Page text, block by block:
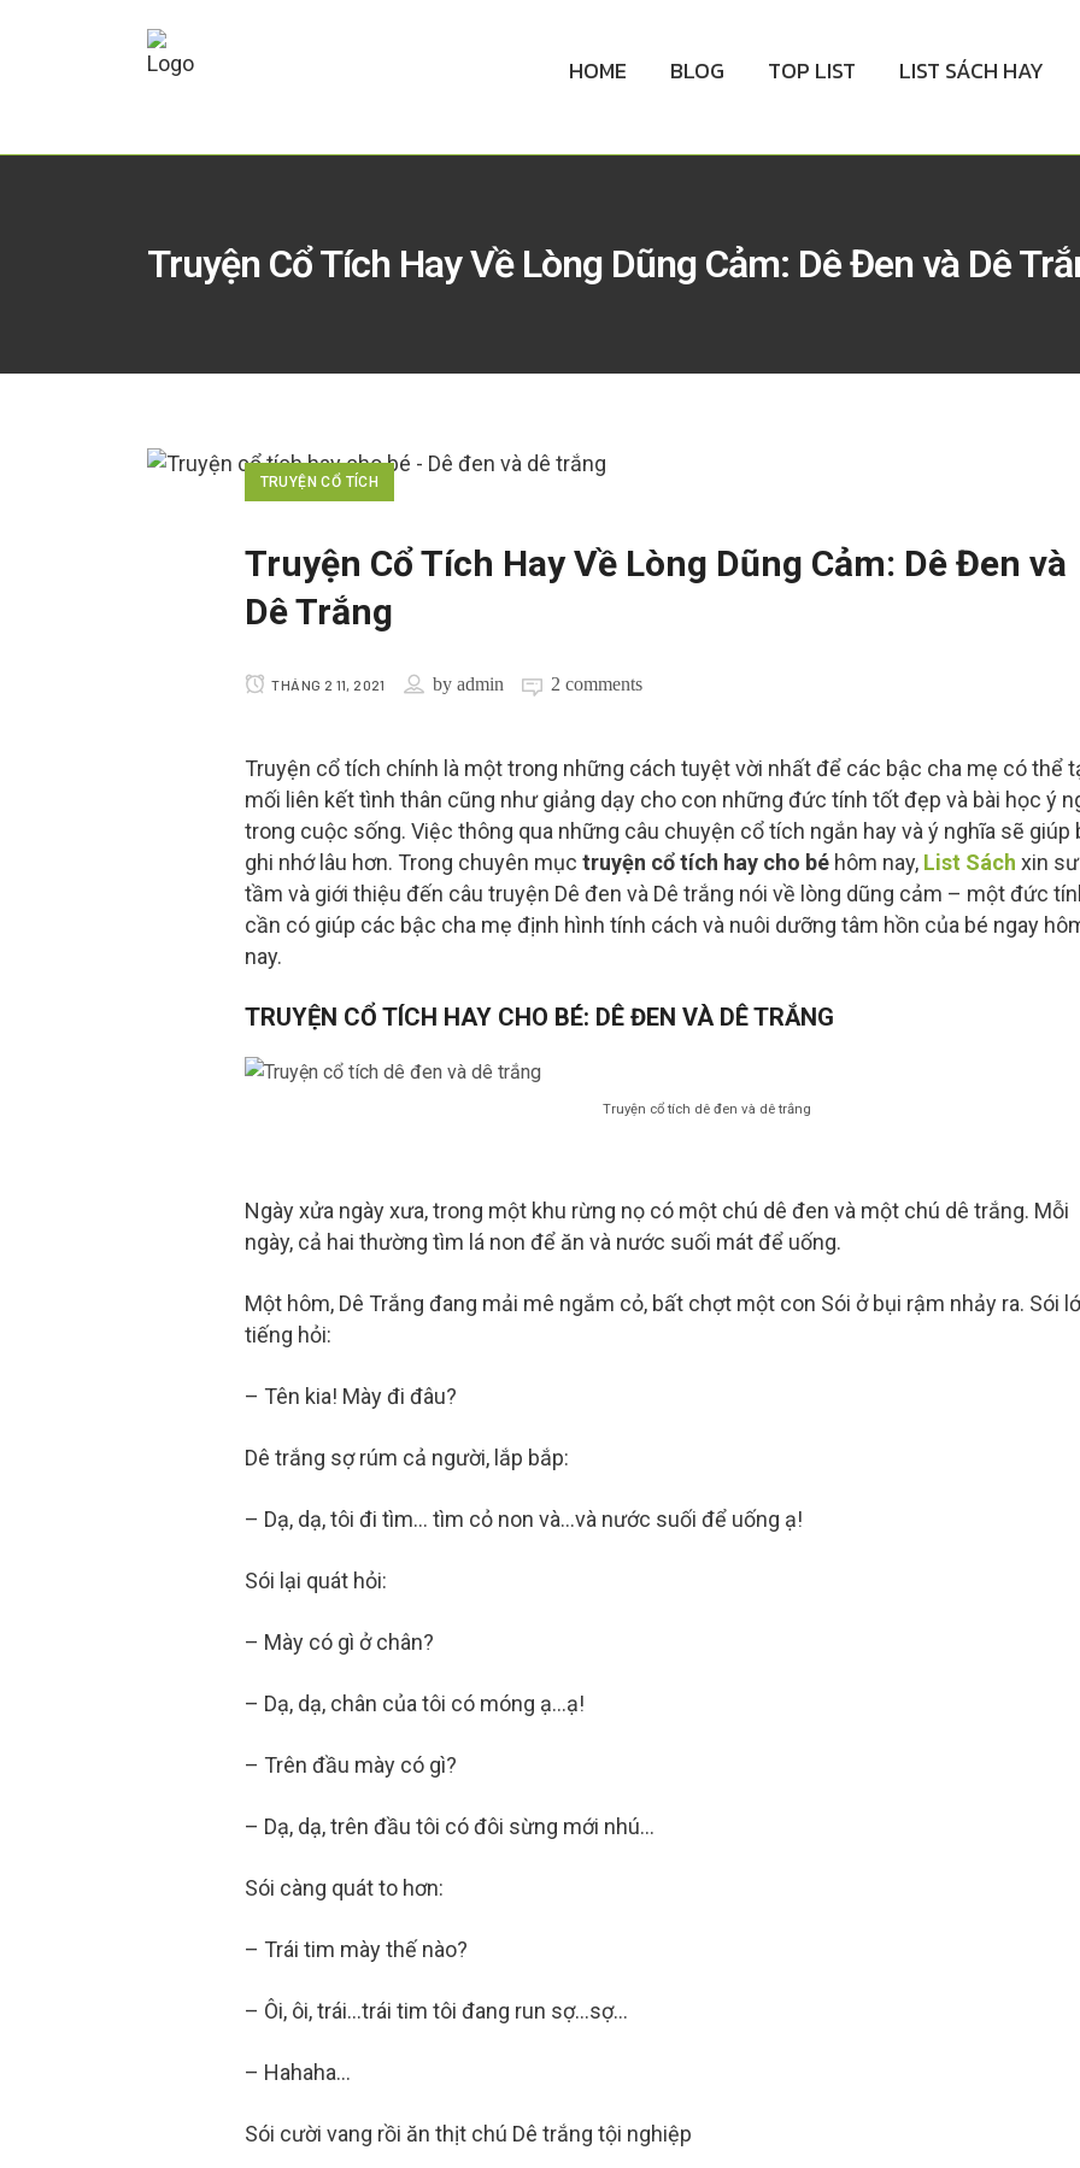
HOME BLOG TOP LIST LIST SÁCH HAY
Truyện Cổ Tích Hay Về Lòng Dũng Cảm: Dê Đen và Dê
TRUYỆN CỔ TÍCH
Truyện Cổ Tích Hay Về Lòng Dũng Cảm: Dê Đen và
Dê Trắng
THÁNG 2 11, 2021 by admin 2 comments
Truyện cổ tích chính là một trong những cách tuyệt vời nhất để các bậc cha mẹ có thể
mối liên kết tình thân cũng như giảng dạy cho con những đức tính tốt đẹp và bài học ý
trong cuộc sống. Việc thông qua những câu chuyện cổ tích ngắn hay và ý nghĩa sẽ giúp
ghi nhớ lâu hơn. Trong chuyên mục truyện cổ tích hay cho béhôm nay, List Sách xin
tầm và giới thiệu đến câu truyện Dê đen và Dê trắng nói về lòng dũng cảm – một đức
cần có giúp các bậc cha mẹ định hình tính cách và nuôi dưỡng tâm hồn của bé ngay
nay.
TRUYỆN CỔ TÍCH HAY CHO BÉ: DÊ ĐEN VÀ DÊ TRẮNG
Truyện cổ tích dê đen và dê trắng
Ngày xửa ngày xưa, trong một khu rừng nọ có một chú dê đen và một chú dê trắng. Mỗi
ngày, cả hai thường tìm lá non để ăn và nước suối mát để uống.
Một hôm, Dê Trắng đang mải mê ngắm cỏ, bất chợt một con Sói ở bụi rậm nhảy ra. Sói
tiếng hỏi:
– Tên kia! Mày đi đâu?
Dê trắng sợ rúm cả người, lắp bắp:
– Dạ, dạ, tôi đi tìm… tìm cỏ non và…và nước suối để uống ạ!
Sói lại quát hỏi:
– Mày có gì ở chân?
– Dạ, dạ, chân của tôi có móng ạ…ạ!
– Trên đầu mày có gì?
– Dạ, dạ, trên đầu tôi có đôi sừng mới nhú…
Sói càng quát to hơn:
– Trái tim mày thế nào?
– Ôi, ôi, trái…trái tim tôi đang run sợ…sợ…
– Hahaha…
Sói cười vang rồi ăn thịt chú Dê trắng tội nghiệp